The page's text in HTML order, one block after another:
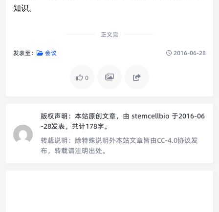
知识。
正文完
发表至： 会议 2016-06-28
0
版权声明： 本站原创文章，由 stemcellbio 于2016-06
-28发表，共计178字。
转载说明： 除特殊说明外本站文章皆由CC-4.0协议发
布，转载请注明出处。